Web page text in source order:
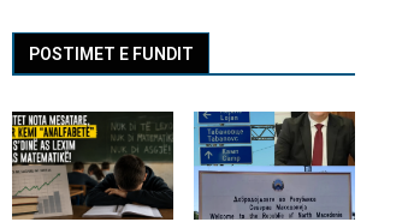
POSTIMET E FUNDIT